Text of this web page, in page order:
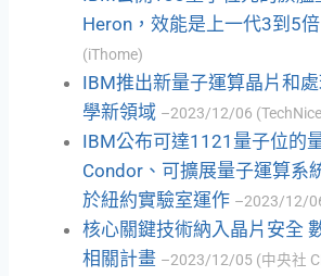
Heron，效能是上一代3到5倍
(iThome)
IBM推出新量子運算晶片和
學新領域 –2023/12/06
IBM公布可達1121量子位的
Condor、可擴展量子運算系
於紐約實驗室運作 –2023/12/
核心關鍵技術納入晶片安全
相關計畫 –2023/12/05 (中央社